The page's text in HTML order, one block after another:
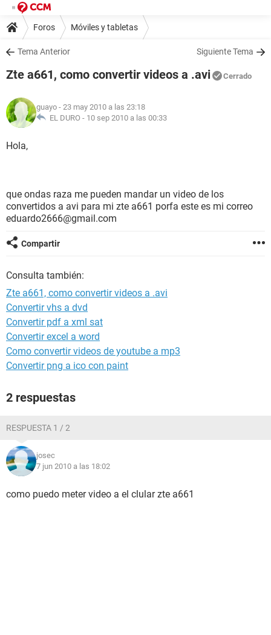
Foros Móviles y tabletas
Tema Anterior Siguiente Tema
Zte a661, como convertir videos a .avi Cerrado
guayo - 23 may 2010 a las 23:18
EL DURO - 10 sep 2010 a las 00:33
Hola,
que ondas raza me pueden mandar un video de los
convertidos a avi para mi zte a661 porfa este es mi correo
eduardo2666@gmail.com
Compartir
Consulta también:
Zte a661, como convertir videos a .avi
Convertir vhs a dvd
Convertir pdf a xml sat
Convertir excel a word
Como convertir videos de youtube a mp3
Convertir png a ico con paint
2 respuestas
RESPUESTA 1 / 2
josec
7 jun 2010 a las 18:02
como puedo meter video a el clular zte a661